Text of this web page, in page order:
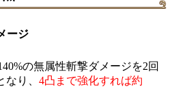
ージ
の無属性斬撃ダメージを2回
り、 4凸まで強化すれば約